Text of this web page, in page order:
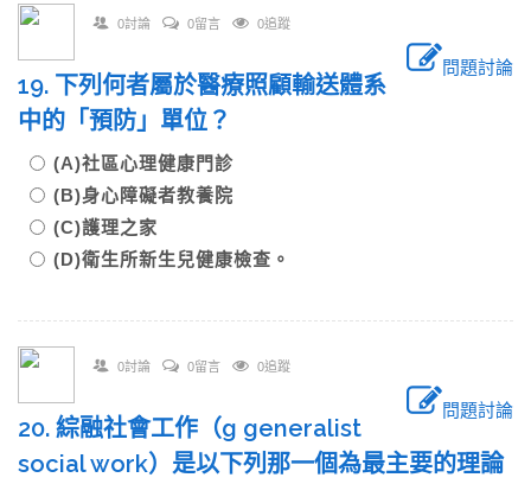
0討論 0留言 0追蹤
問題討論
19. 下列何者屬於醫療照顧輸送體系
中的「預防」單位？
(A)社區心理健康門診
(B)身心障礙者教養院
(C)護理之家
(D)衛生所新生兒健康檢查。
0討論 0留言 0追蹤
問題討論
20. 綜融社會工作（g generalist
social work）是以下列那一個為最主要的理論